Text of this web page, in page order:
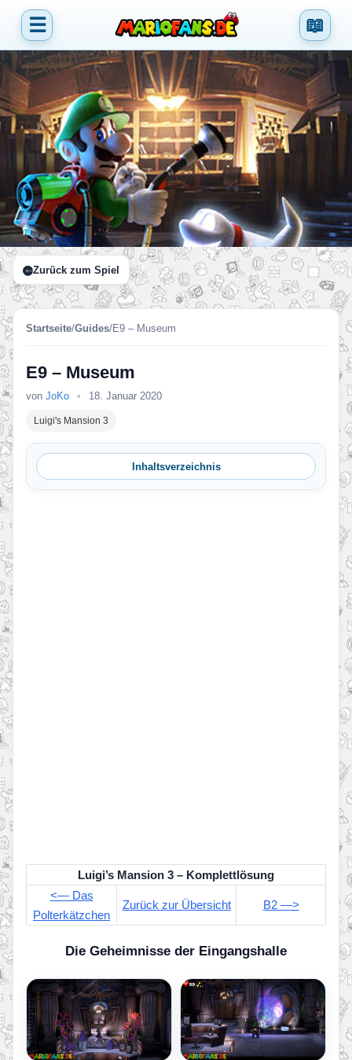
☰ 📖
Zurück zum Spiel
Startseite/Guides/E9 – Museum
E9 – Museum
von JoKo • 18. Januar 2020
Luigi's Mansion 3
Inhaltsverzeichnis
Luigi’s Mansion 3 – Komplettlösung
<— Das
Polterkätzchen
Zurück zur Übersicht B2 —>
Die Geheimnisse der Eingangshalle